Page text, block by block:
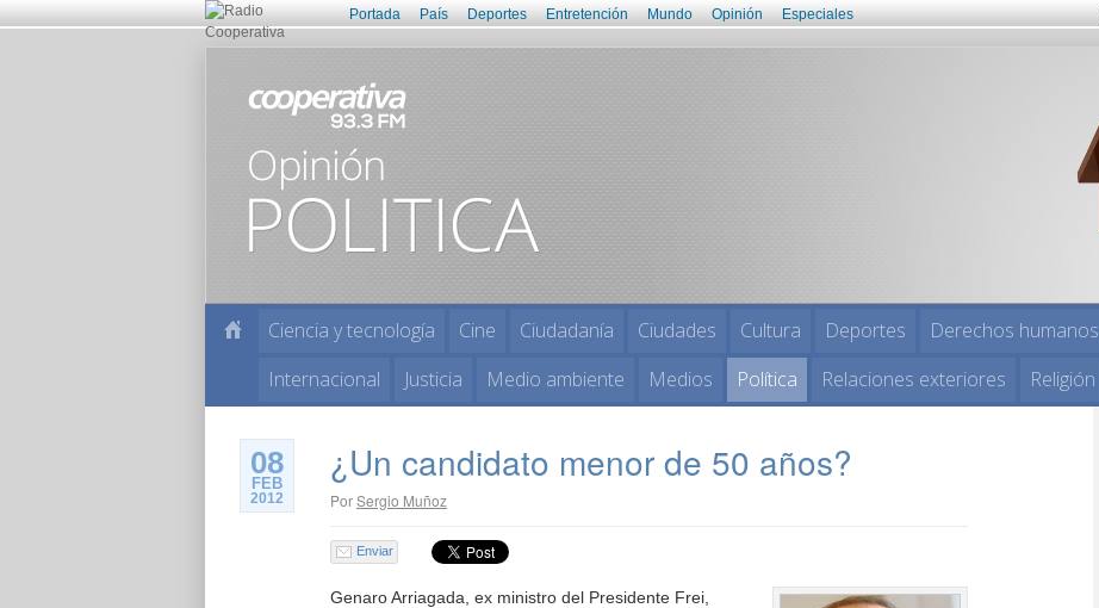
Portada País Deportes Entretención Mundo Opinión Especiales
Ciencia y tecnología Cine Ciudadanía Ciudades Cultura Deportes Derechos humanos
Internacional
Justicia Medio ambiente Medios Política Relaciones exteriores Religión
08
FEB
2012
¿Un candidato menor de 50 años?
PorSergio Muñoz
Enviar
Genaro Arriagada, ex ministro del Presidente Frei,